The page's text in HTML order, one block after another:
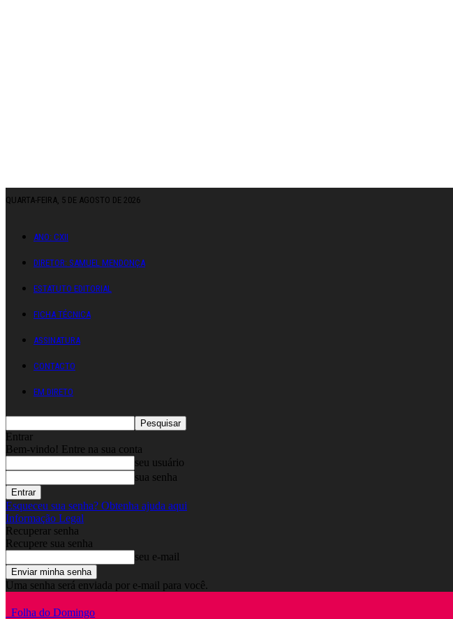
QUARTA-FEIRA, 5 DE AGOSTO DE 2026
ANO: CXII
DIRETOR: SAMUEL MENDONÇA
ESTATUTO EDITORIAL
FICHA TÉCNICA
ASSINATURA
CONTACTO
EM DIRETO
Entrar
Bem-vindo! Entre na sua conta
seu usuário
sua senha
Esqueceu sua senha? Obtenha ajuda aqui
Informação Legal
Recuperar senha
Recupere sua senha
seu e-mail
Uma senha será enviada por e-mail para você.
Folha do Domingo